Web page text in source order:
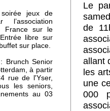
pas
la
jeux de
France sur le
libre sur
sur place.
Brunch Senior
à partir
rue de l'Yser,
les seniors,
au 03
Le
de
allant
les
une
000